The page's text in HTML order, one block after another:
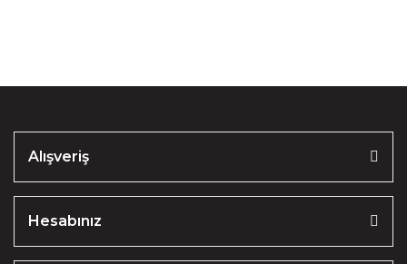
Alışveriş
Hesabınız